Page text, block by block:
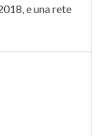
e una rete